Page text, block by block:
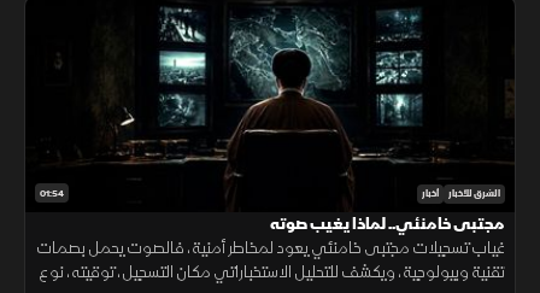
01:54 الشرق للأخبار أخبار
مجتبى خامنئي.. لماذا يغيب صوته
غياب تسجيلات مجتبى خامنئي يعود لمخاطر أمنية، فالصوت يحمل بصمات
تقنية وبيولوجية، ويكشف للتحليل الاستخباراتي مكان التسجيل، توقيته، نوع